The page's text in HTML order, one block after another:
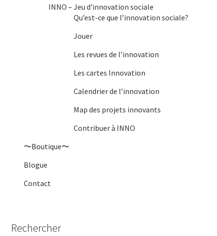
INNO – Jeu d’innovation sociale
Qu’est-ce que l’innovation sociale?
Jouer
Les revues de l’innovation
Les cartes Innovation
Calendrier de l’innovation
Map des projets innovants
Contribuer à INNO
〜Boutique〜
Blogue
Contact
Rechercher